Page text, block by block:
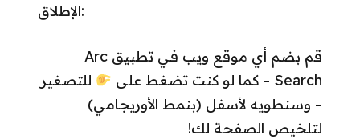
الإطلاق:
قم بضم أي موقع ويب في تطبيق Arc
Search – كما لو كنت تضغط على
للتصغير
– وسنطويه لأسفل (بنمط الأوريجامي)
لتلخيص الصفحة لك!